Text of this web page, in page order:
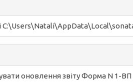
оновлення звіту Форма N 1-ВП